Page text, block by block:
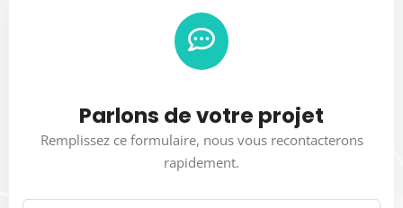
Parlons de votre projet
Remplissez ce formulaire, nous vous recontacterons
rapidement.